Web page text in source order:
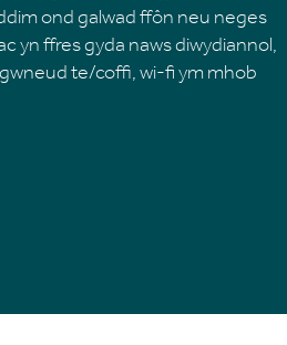
ond galwad ffôn neu neges
yn ffres gyda naws diwydiannol,
te/coffi, wi-fi ym mhob